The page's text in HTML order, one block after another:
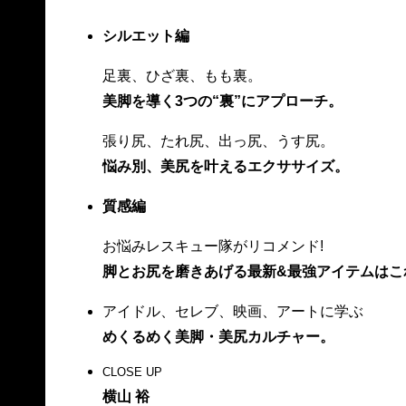
シルエット編
足裏、ひざ裏、もも裏。
美脚を導く3つの“裏”にアプローチ。
張り尻、たれ尻、出っ尻、うす尻。
悩み別、美尻を叶えるエクササイズ。
質感編
お悩みレスキュー隊がリコメンド!
脚とお尻を磨きあげる最新&最強アイテムはこ
アイドル、セレブ、映画、アートに学ぶ
めくるめく美脚・美尻カルチャー。
CLOSE UP
横山 裕